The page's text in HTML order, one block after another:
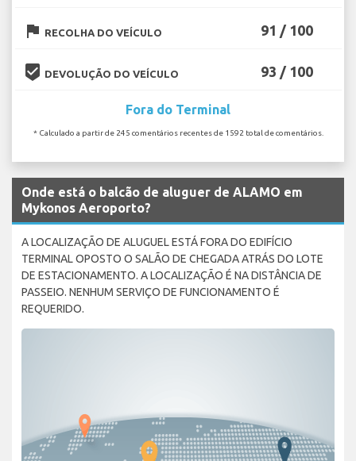
flag RECOLHA DO VEÍCULO 91 / 100
beenhere DEVOLUÇÃO DO VEÍCULO 93 / 100
Fora do Terminal
* Calculado a partir de 245 comentários recentes de 1592 total de comentários.
Onde está o balcão de aluguer de ALAMO em
Mykonos Aeroporto?
A LOCALIZAÇÃO DE ALUGUEL ESTÁ FORA DO EDIFÍCIO
TERMINAL OPOSTO O SALÃO DE CHEGADA ATRÁS DO LOTE
DE ESTACIONAMENTO. A LOCALIZAÇÃO É NA DISTÂNCIA DE
PASSEIO. NENHUM SERVIÇO DE FUNCIONAMENTO É
REQUERIDO.